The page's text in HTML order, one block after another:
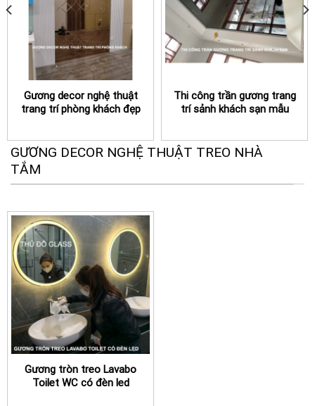
Gương decor nghệ thuật
trang trí phòng khách đẹp
Thi công trần gương trang
trí sảnh khách sạn mẫu
GƯƠNG DECOR NGHỆ THUẬT TREO NHÀ
TẮM
Gương tròn treo Lavabo
Toilet WC có đèn led